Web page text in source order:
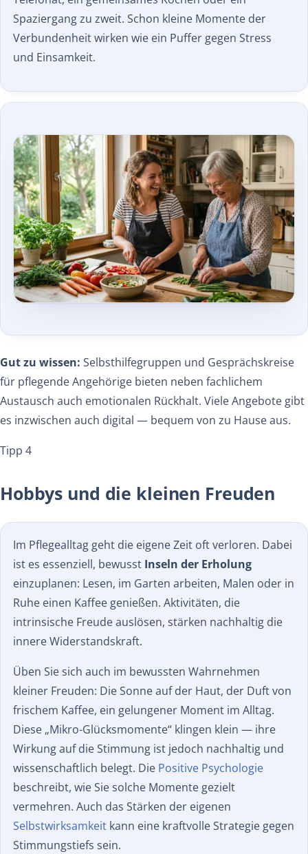
Spaziergang zu zweit. Schon kleine Momente der
Verbundenheit wirken wie ein Puffer gegen Stress
und Einsamkeit.
Gut zu wissen: Selbsthilfegruppen und Gesprächskreise
für pflegende Angehörige bieten neben fachlichem
Austausch auch emotionalen Rückhalt. Viele Angebote gibt
es inzwischen auch digital — bequem von zu Hause aus.
Tipp 4
Hobbys und die kleinen Freuden
Im Pflegealltag geht die eigene Zeit oft verloren. Dabei
ist es essenziell, bewusst Inseln der Erholung
einzuplanen: Lesen, im Garten arbeiten, Malen oder in
Ruhe einen Kaffee genießen. Aktivitäten, die
intrinsische Freude auslösen, stärken nachhaltig die
innere Widerstandskraft.
Üben Sie sich auch im bewussten Wahrnehmen
kleiner Freuden: Die Sonne auf der Haut, der Duft von
frischem Kaffee, ein gelungener Moment im Alltag.
Diese „Mikro-Glücksmomente“ klingen klein — ihre
Wirkung auf die Stimmung ist jedoch nachhaltig und
wissenschaftlich belegt. Die Positive Psychologie
beschreibt, wie Sie solche Momente gezielt
vermehren. Auch das Stärken der eigenen
Selbstwirksamkeit kann eine kraftvolle Strategie gegen
Stimmungstiefs sein.